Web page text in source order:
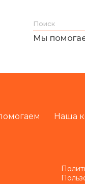
Мы
Наша